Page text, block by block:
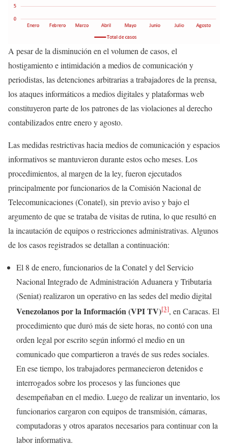
A pesar de la disminución en el volumen de casos, el
hostigamiento e intimidación a medios de comunicación y
periodistas, las detenciones arbitrarias a trabajadores de la prensa,
los ataques informáticos a medios digitales y plataformas web
constituyeron parte de los patrones de las violaciones al derecho
contabilizados entre enero y agosto.
Las medidas restrictivas hacia medios de comunicación y espacios
informativos se mantuvieron durante estos ocho meses. Los
procedimientos, al margen de la ley, fueron ejecutados
principalmente por funcionarios de la Comisión Nacional de
Telecomunicaciones (Conatel), sin previo aviso y bajo el
argumento de que se trataba de visitas de rutina, lo que resultó en
la incautación de equipos o restricciones administrativas. Algunos
de los casos registrados se detallan a continuación:
El 8 de enero, funcionarios de la Conatel y del Servicio
Nacional Integrado de Administración Aduanera y Tributaria
(Seniat) realizaron un operativo en las sedes del medio digital
Venezolanos por la Información (VPI TV)[3], en Caracas. El
procedimiento que duró más de siete horas, no contó con una
orden legal por escrito según informó el medio en un
comunicado que compartieron a través de sus redes sociales.
En ese tiempo, los trabajadores permanecieron detenidos e
interrogados sobre los procesos y las funciones que
desempeñaban en el medio. Luego de realizar un inventario, los
funcionarios cargaron con equipos de transmisión, cámaras,
computadoras y otros aparatos necesarios para continuar con la
labor informativa.